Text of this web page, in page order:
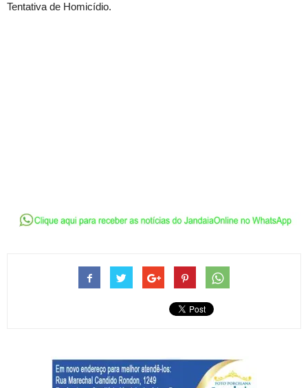
Tentativa de Homicídio.